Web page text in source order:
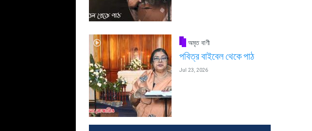
অমৃত বাণী
পবিত্র বাইবেল থেকে পাঠ
Jul 23, 2026